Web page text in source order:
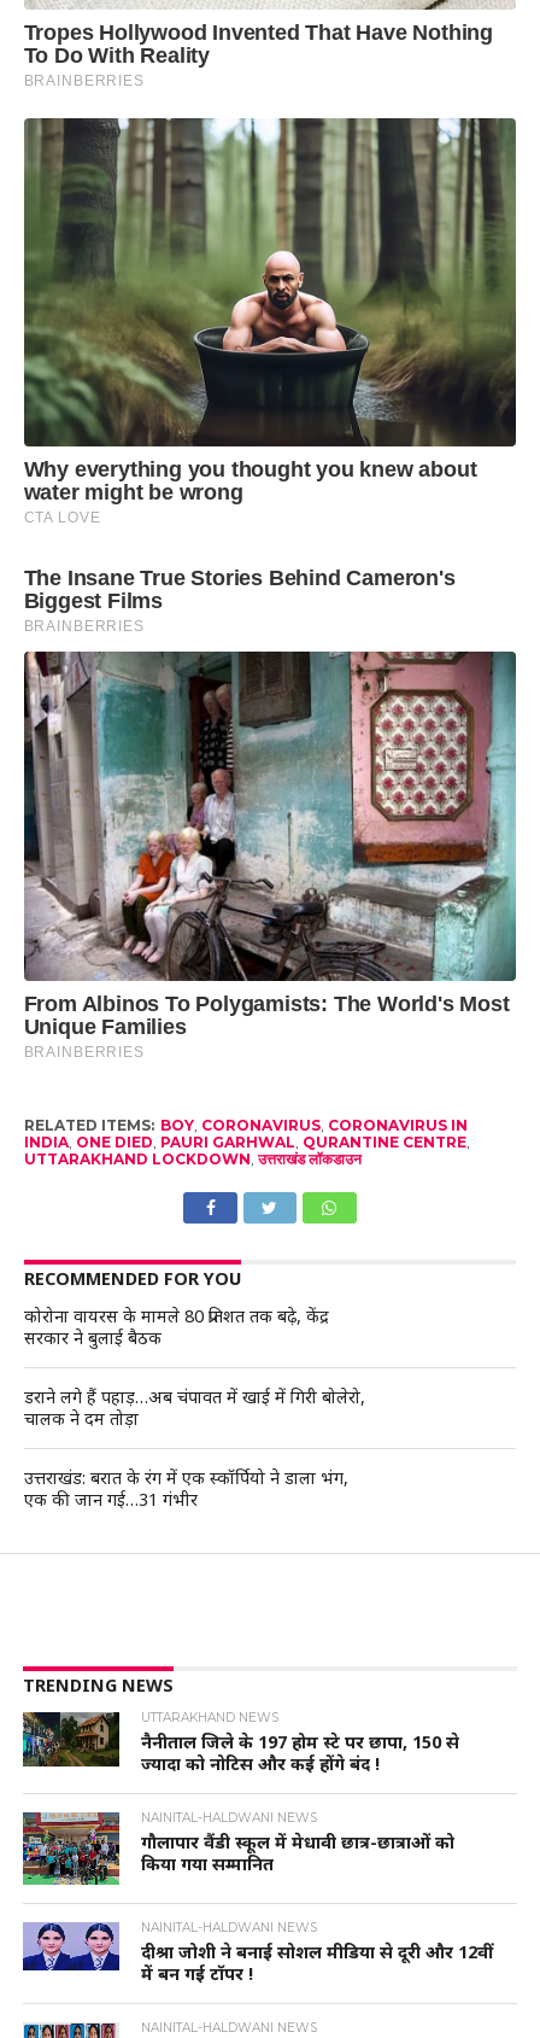
RELATED ITEMS: BOY, CORONAVIRUS, CORONAVIRUS IN
INDIA, ONE DIED PAURI GARHWAL QURANTINE CENTRE,
UTTARAKHAND LOCKDOWN ,उत्तराखंड लॉकडाउन
RECOMMENDED FOR YOU
कोरोना वायरस के मामले 80 प्रतिशत तक बढ़े, केंद्र
सरकार ने बुलाई बैठक
डराने लगे हैं पहाड़…अब चंपावत में खाई में गिरी बोलेरो,
चालक ने दम तोड़ा
उत्तराखंड: बरात के रंग में एक स्कॉर्पियो ने डाला भंग,
एक की जान गई…31 गंभीर
TRENDING NEWS
UTTARAKHAND NEWS
नैनीताल जिले के 197 होम स्टे पर छापा, 150 से
ज्यादा को नोटिस और कई होंगे बंद !
NAINITAL-HALDWANI NEWS
गौलापार वैंडी स्कूल में मेधावी छात्र-छात्राओं को
किया गया सम्मानित
NAINITAL-HALDWANI NEWS
दीश्रा जोशी ने बनाई सोशल मीडिया से दूरी और 12वीं
में बन गई टॉपर !
NAINITAL-HALDWANI NEWS